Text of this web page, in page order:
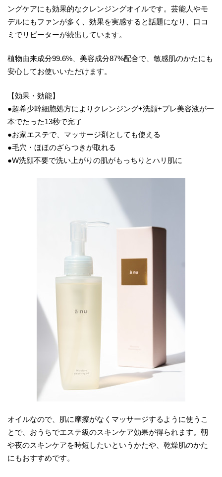
ングケアにも効果的なクレンジングオイルです。芸能人やモ
デルにもファンが多く、効果を実感すると話題になり、口コ
ミでリピーターが続出しています。
植物由来成分99.6%、美容成分87%配合で、敏感肌のかたにも
安心してお使いいただけます。
【効果・効能】
●超希少幹細胞処方によりクレンジング+洗顔+プレ美容液が一
本でたった13秒で完了
●お家エステで、マッサージ剤としても使える
●毛穴・ほほのざらつきが取れる
●W洗顔不要で洗い上がりの肌がもっちりとハリ肌に
オイルなので、肌に摩擦がなくマッサージするように使うこ
とで、おうちでエステ級のスキンケア効果が得られます。朝
や夜のスキンケアを時短したいというかたや、乾燥肌のかた
にもおすすめです。